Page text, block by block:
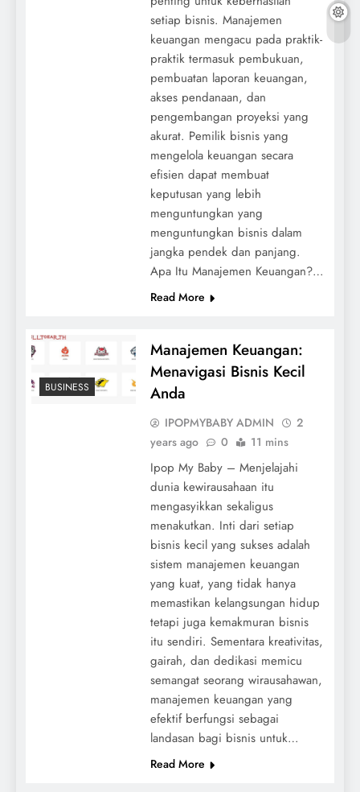
setiap bisnis. Manajemen
keuangan mengacu pada praktik-
praktik termasuk pembukuan,
pembuatan laporan keuangan,
akses pendanaan, dan
pengembangan proyeksi yang
akurat. Pemilik bisnis yang
mengelola keuangan secara
efisien dapat membuat
keputusan yang lebih
menguntungkan yang
menguntungkan bisnis dalam
jangka pendek dan panjang.
Apa Itu Manajemen Keuangan?…
Read More
BUSINESS
Manajemen Keuangan:
Menavigasi Bisnis Kecil
Anda
IPOPMYBABY ADMIN
2
years ago
0 11 mins
Ipop My Baby – Menjelajahi
dunia kewirausahaan itu
mengasyikkan sekaligus
menakutkan. Inti dari setiap
bisnis kecil yang sukses adalah
sistem manajemen keuangan
yang kuat, yang tidak hanya
memastikan kelangsungan hidup
tetapi juga kemakmuran bisnis
itu sendiri. Sementara kreativitas,
gairah, dan dedikasi memicu
semangat seorang wirausahawan,
manajemen keuangan yang
efektif berfungsi sebagai
landasan bagi bisnis untuk…
Read More